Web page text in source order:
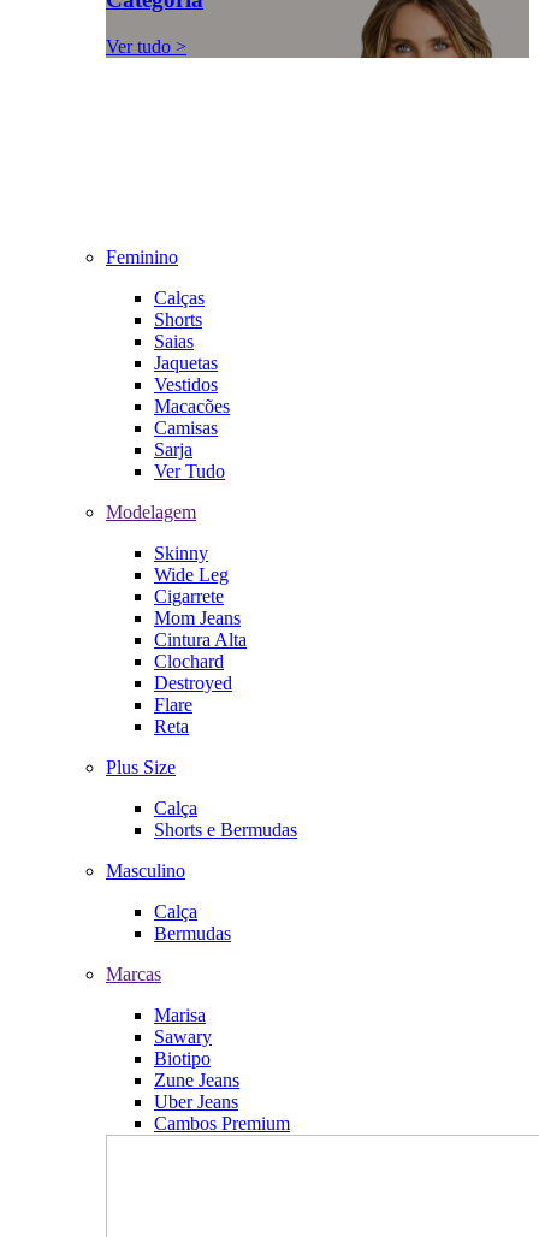
Ver tudo >
Feminino
Calças
Shorts
Saias
Jaquetas
Vestidos
Macacões
Camisas
Sarja
Ver Tudo
Modelagem
Skinny
Wide Leg
Cigarrete
Mom Jeans
Cintura Alta
Clochard
Destroyed
Flare
Reta
Plus Size
Calça
Shorts e Bermudas
Masculino
Calça
Bermudas
Marcas
Marisa
Sawary
Biotipo
Zune Jeans
Uber Jeans
Cambos Premium